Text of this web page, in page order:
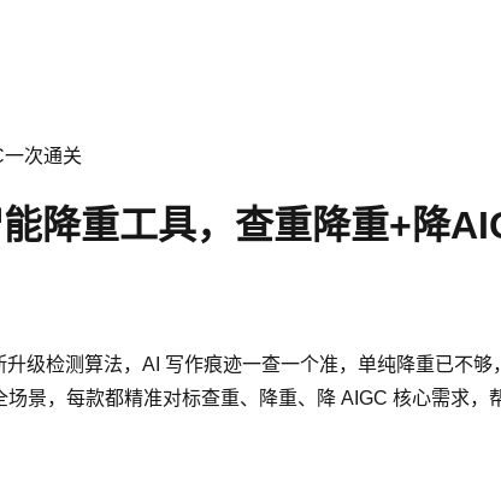
次通关
降重工具，查重降重+降
级检测算法，AI 写作痕迹一查一个准，单纯降重已不
景，每款都精准对标查重、降重、降 AIGC 核心需求，